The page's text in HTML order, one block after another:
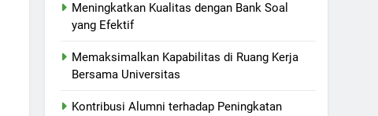
Meningkatkan Kualitas dengan Bank Soal
yang Efektif
Memaksimalkan Kapabilitas di Ruang Kerja
Bersama Universitas
Kontribusi Alumni terhadap Peningkatan